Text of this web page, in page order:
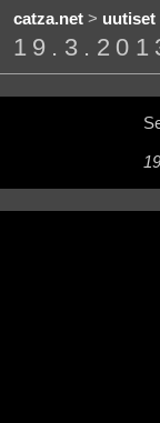
catza.net> uutiset